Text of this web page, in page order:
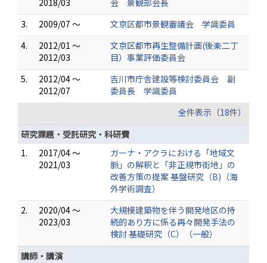
2018/03
会 景観部会長
3.
2009/07 ～
文京区都市景観審議会 学識委員
4.
2012/01 ～
2012/03
文京区都市再生整備計画(後楽二丁
目）事業評価委員会
5.
2012/04 ～
2012/07
吉川市庁舎建設等検討委員会 副
委員長 学識委員
全件表示（18件）
研究課題・受託研究・科研費
1.
2017/04 ～
2021/03
ガーナ・アクラにおける「地域文
脈」の解釈と「非正規市街地」の
改善方策の提案 基盤研究（B)（海
外学術調査）
2.
2020/04 ～
2023/03
大規模建築物を伴う開発地区の持
続的あり方に係る再々開発手法の
検討 基礎研究（C）（一般）
講師・講演